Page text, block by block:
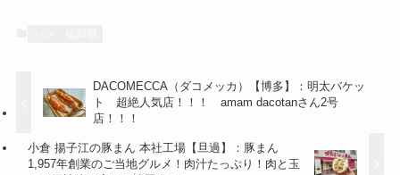
DACOMECCA（ダコメッカ）【博多】：明太バケッ
ト 超絶人気店！！！ amam dacotanさん2号
店！！！
小倉 揚子江の豚まん 本社工場【旦過】：豚まん
1,957年創業のご当地グルメ！肉汁たっぷり！肉と玉